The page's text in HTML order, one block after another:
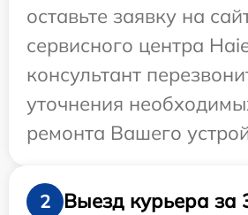
оставьте заявку на
сервисного центра
консультант
уточнения
ремонта Вашего
2
Выезд курьера за